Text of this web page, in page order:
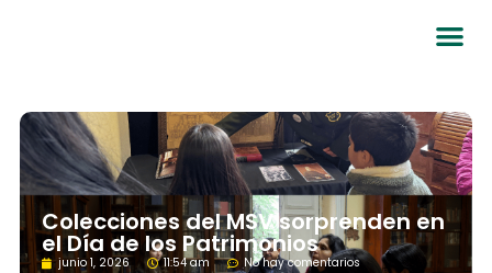
Colecciones del MSV sorprenden en
el Día de los Patrimonios
junio 1, 2026 11:54 am No hay comentarios